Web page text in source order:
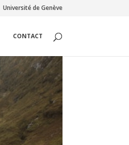
Université de Genève
CONTACT